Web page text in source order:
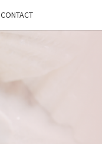
CONTACT